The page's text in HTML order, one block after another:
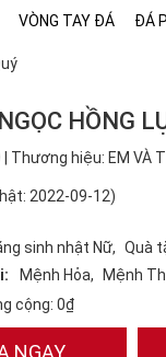
VÒNG TAY ĐÁ ĐÁ
HỒNG
Thương hiệu: EM VÀ
2022-09-12)
sinh nhật Nữ Quà
Mệnh Hỏa
Mệnh
cộng: 0₫
NGAY